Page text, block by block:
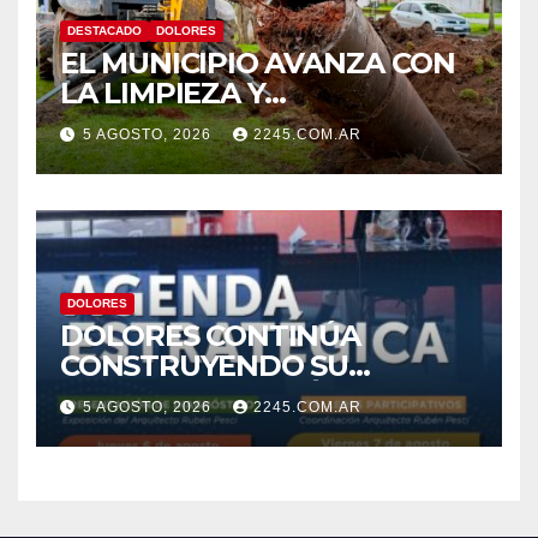
DESTACADO DOLORES
EL MUNICIPIO AVANZA CON
LA LIMPIEZA Y
MANTENIMIENTO DE
DESAGÜES
5 AGOSTO, 2026 2245.COM.AR
DOLORES
DOLORES CONTINÚA
CONSTRUYENDO SU
AGENDA ESTRATÉGICA CON
NUEVAS JORNADAS
PARTICIPATIVAS
5 AGOSTO, 2026 2245.COM.AR